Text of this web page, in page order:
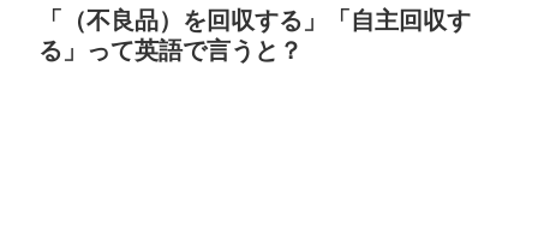
「（不良品）を回収する」「自主回収す
る」って英語で言うと？